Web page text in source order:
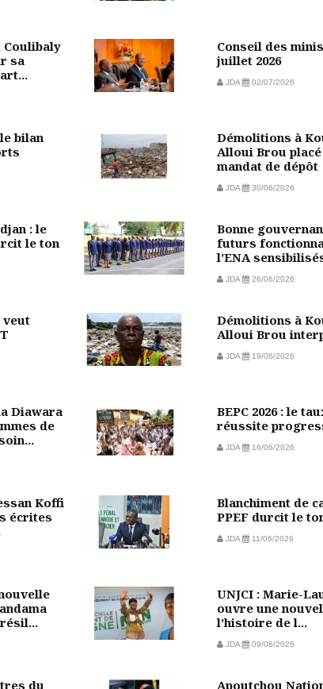
sa
Conseil des
juillet 2026
JDA 02/07/2026
bilan
Démolitions à
Alloui Brou
mandat de dépôt
JDA 30/06/2026
: le
le ton
Bonne
futurs
l’ENA
JDA 26/06/2026
veut
Démolitions à
Alloui Brou
JDA 19/06/2026
Diawara
de
BEPC 2026 : le
réussite
JDA 16/06/2026
Koffi
écrites
Blanchiment de
PPEF durcit le
JDA 11/06/2026
UNJCI : Marie-
ouvre une
l’histoire de l...
JDA 09/06/2026
du Apoutchou